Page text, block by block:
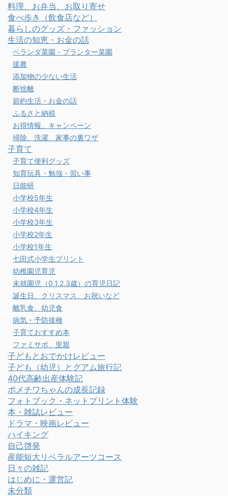
料理、お弁当、お取り寄せ
食べ歩き（飲食店など）
暮らしのグッズ・ファッション
生活の知恵・お金の話
ベランダ菜園・プランター菜園
援農
添加物の少ない生活
断捨離
節約生活・お金の話
ふるさと納税
お得情報、キャンペーン
掃除、洗濯、家事の裏ワザ
子育て
子育て便利グッズ
知育玩具・勉強・習い事
日能研
小学校5年生
小学校4年生
小学校3年生
小学校2年生
小学校1年生
七田式小学生プリント
幼稚園児育児
未就園児（0.1.2.3歳）の育児日記
誕生日、クリスマス、お祝いなど
離乳食、幼児食
病気・予防接種
子育ておすすめ本
ファミサポ、里親
子どもとおでかけレビュー
子ども（幼児）とグアム旅行記
40代高齢出産体験記
ポメチワちゃんの成長記録
フォトブック・ネットプリント体験
本・雑誌レビュー
ドラマ・映画レビュー
ハイキング
自己啓発
産能短大リベラルアーツコース
日々の雑記
はじめに・運営記
未分類